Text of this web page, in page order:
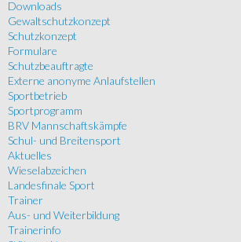
Downloads
Gewaltschutzkonzept
Schutzkonzept
Formulare
Schutzbeauftragte
Externe anonyme Anlaufstellen
Sportbetrieb
Sportprogramm
BRV Mannschaftskämpfe
Schul- und Breitensport
Aktuelles
Wieselabzeichen
Landesfinale Sport
Trainer
Aus- und Weiterbildung
Trainerinfo